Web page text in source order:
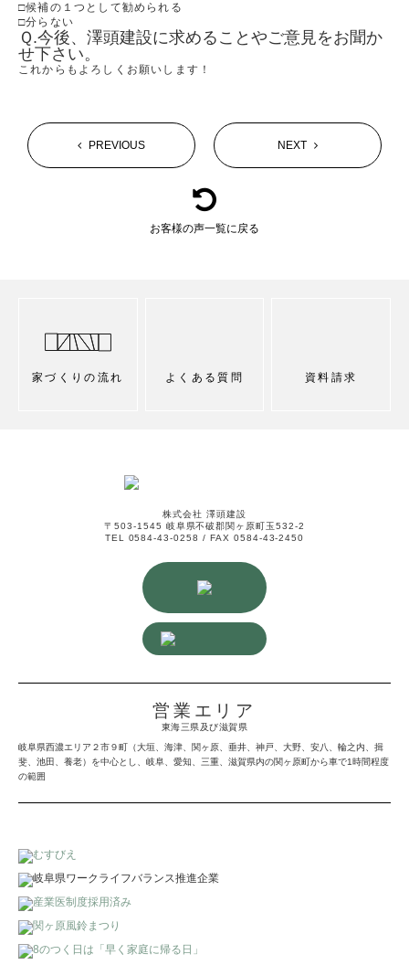
□候補の１つとして勧められる
□分らない
Ｑ.今後、澤頭建設に求めることやご意見をお聞か
せ下さい。
これからもよろしくお願いします！
PREVIOUS
お客様の声一覧に戻る
NEXT
家づくりの流れ よくある質問 資料請求
株式会社 澤頭建設
〒503-1545 岐阜県不破郡関ヶ原町玉532-2
TEL 0584-43-0258 / FAX 0584-43-2450
営業エリア
東海三県及び滋賀県
岐阜県西濃エリア２市９町（大垣、海津、関ヶ原、垂井、神戸、大野、安八、輪之内、揖
斐、池田、養老）を中心とし、岐阜、愛知、三重、滋賀県内の関ヶ原町から車で1時間程度
の範囲